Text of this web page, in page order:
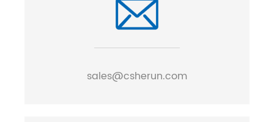
sales@csherun.com